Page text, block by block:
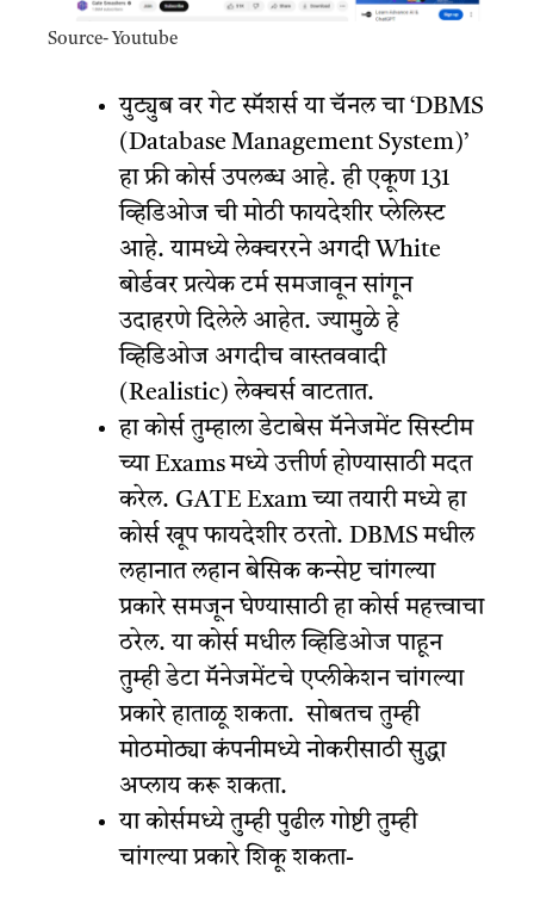
Source- Youtube
युट्युब वर गेट स्मॅशर्स या चॅनल चा ‘DBMS
(Database Management System)’
हा फ्री कोर्स उपलब्ध आहे. ही एकूण 131
व्हिडिओज ची मोठी फायदेशीर प्लेलिस्ट
आहे. यामध्ये लेक्चररने अगदी White
बोर्डवर प्रत्येक टर्म समजावून सांगून
उदाहरणे दिलेले आहेत. ज्यामुळे हे
व्हिडिओज अगदीच वास्तववादी
(Realistic) लेक्चर्स वाटतात.
हा कोर्स तुम्हाला डेटाबेस मॅनेजमेंट सिस्टीम
च्या Exams मध्ये उत्तीर्ण होण्यासाठी मदत
करेल. GATE Exam च्या तयारी मध्ये हा
कोर्स खूप फायदेशीर ठरतो. DBMS मधील
लहानात लहान बेसिक कन्सेप्ट चांगल्या
प्रकारे समजून घेण्यासाठी हा कोर्स महत्त्वाचा
ठरेल. या कोर्स मधील व्हिडिओज पाहून
तुम्ही डेटा मॅनेजमेंटचे एप्लीकेशन चांगल्या
प्रकारे हाताळू शकता. सोबतच तुम्ही
मोठमोठ्या कंपनीमध्ये नोकरीसाठी सुद्धा
अप्लाय करू शकता.
या कोर्समध्ये तुम्ही पुढील गोष्टी तुम्ही
चांगल्या प्रकारे शिकू शकता-